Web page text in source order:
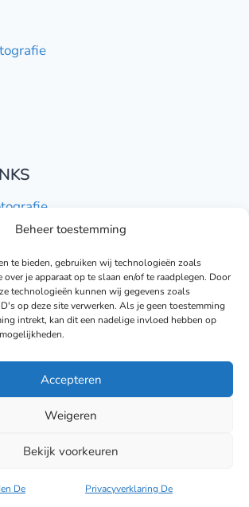
Beheer toestemming
te bieden, gebruiken wij technologieën zoals
je apparaat op te slaan en/of te raadplegen. Door
technologieën kunnen wij gegevens zoals
op deze site verwerken. Als je geen toestemming
intrekt, kan dit een nadelige invloed hebben op
Accepteren
Weigeren
Bekijk voorkeuren
De
Privacyverklaring De
Beeldarchitect - Alle rechten
& Privacyverklaring